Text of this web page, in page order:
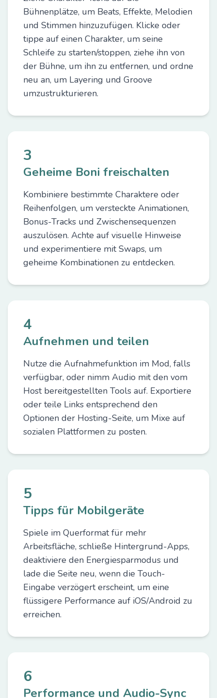
Bühnenplätze, um Beats, Effekte, Melodien
und Stimmen hinzuzufügen. Klicke oder
tippe auf einen Charakter, um seine
Schleife zu starten/stoppen, ziehe ihn von
der Bühne, um ihn zu entfernen, und ordne
neu an, um Layering und Groove
umzustrukturieren.
3
Geheime Boni freischalten
Kombiniere bestimmte Charaktere oder
Reihenfolgen, um versteckte Animationen,
Bonus-Tracks und Zwischensequenzen
auszulösen. Achte auf visuelle Hinweise
und experimentiere mit Swaps, um
geheime Kombinationen zu entdecken.
4
Aufnehmen und teilen
Nutze die Aufnahmefunktion im Mod, falls
verfügbar, oder nimm Audio mit den vom
Host bereitgestellten Tools auf. Exportiere
oder teile Links entsprechend den
Optionen der Hosting-Seite, um Mixe auf
sozialen Plattformen zu posten.
5
Tipps für Mobilgeräte
Spiele im Querformat für mehr
Arbeitsfläche, schließe Hintergrund-Apps,
deaktiviere den Energiesparmodus und
lade die Seite neu, wenn die Touch-
Eingabe verzögert erscheint, um eine
flüssigere Performance auf iOS/Android zu
erreichen.
6
Performance und Audio-Sync